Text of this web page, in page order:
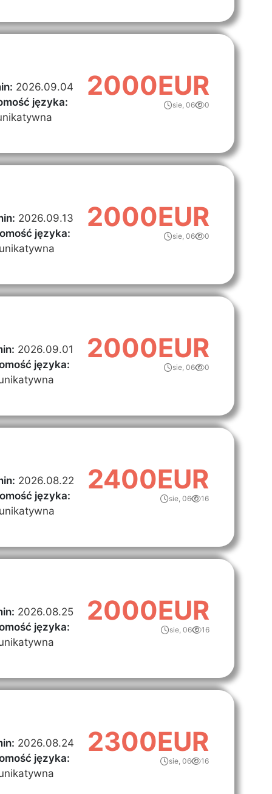
2026.09.04
języka:
2000EUR
sie, 06 0
2026.09.13
języka:
2000EUR
sie, 06 0
2026.09.01
języka:
2000EUR
sie, 06 0
2026.08.22
języka:
2400EUR
sie, 06 16
2026.08.25
języka:
2000EUR
sie, 06 16
2026.08.24
języka:
2300EUR
sie, 06 16